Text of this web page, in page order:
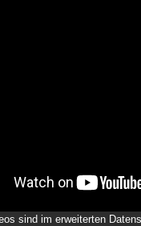
sind im erweiterten